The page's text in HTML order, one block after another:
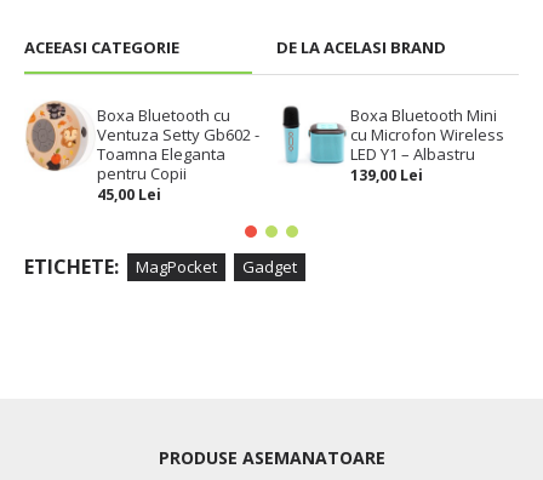
ACEEASI CATEGORIE DE LA ACELASI BRAND
Boxa Bluetooth cu
Ventuza Setty Gb602 -
Toamna Eleganta
pentru Copii
45,00 Lei
Boxa Bluetooth Mini
cu Microfon Wireless
LED Y1 – Albastru
139,00 Lei
ETICHETE: MagPocket Gadget
PRODUSE ASEMANATOARE